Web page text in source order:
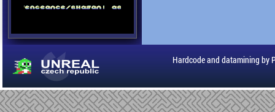
Hardcode and datamining by